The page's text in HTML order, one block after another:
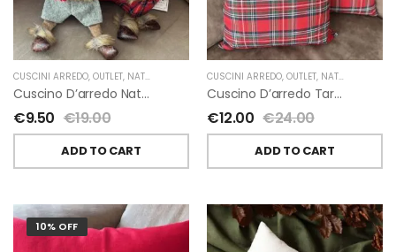
CUSCINI ARREDO, OUTLET, NATALE
Cuscino D’arredo Natalizio Con Renne
€9.50 €19.00
ADD TO CART
CUSCINI ARREDO, OUTLET, NATALE
Cuscino D’arredo Tartan Rosso
€12.00 €24.00
ADD TO CART
10% OFF